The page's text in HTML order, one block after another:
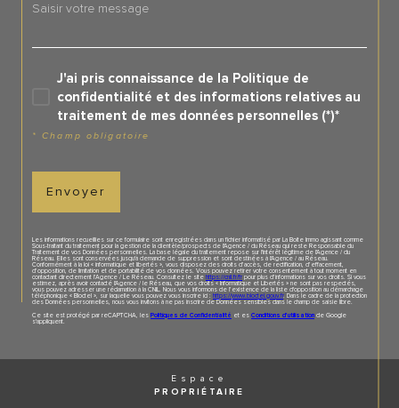
J'ai pris connaissance de la Politique de
confidentialité et des informations relatives au
traitement de mes données personnelles (*)*
* Champ obligatoire
Envoyer
Les informations recueillies sur ce formulaire sont enregistrées dans un fichier informatisé par La Boite Immo agissant comme
Sous-traitant du traitement pour la gestion de la clientèle/prospects de l'Agence / du Réseau qui reste Responsable du
Traitement de vos Données personnelles. La base légale du traitement repose sur l'intérêt légitime de l'Agence / du
Réseau. Elles sont conservées jusqu'à demande de suppression et sont destinées à l'Agence / au Réseau.
Conformément à la loi « informatique et libertés », vous disposez des droits d’accès, de rectification, d’effacement,
d’opposition, de limitation et de portabilité de vos données. Vous pouvez retirer votre consentement à tout moment en
contactant directement l’Agence / Le Réseau. Consultez le site https://cnil.fr/fr pour plus d’informations sur vos droits. Si vous
estimez, après avoir contacté l'Agence / le Réseau, que vos droits « Informatique et Libertés » ne sont pas respectés,
vous pouvez adresser une réclamation à la CNIL. Nous vous informons de l’existence de la liste d'opposition au démarchage
téléphonique « Bloctel », sur laquelle vous pouvez vous inscrire ici : https://www.bloctel.gouv.fr. Dans le cadre de la protection
des Données personnelles, nous vous invitons à ne pas inscrire de Données sensibles dans le champ de saisie libre.
Ce site est protégé par reCAPTCHA, les Politiques de Confidentialité et es Conditions d'utilisation de Google
s'appliquent.
Espace
PROPRIÉTAIRE